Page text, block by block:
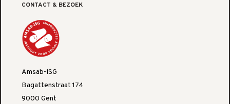
CONTACT & BEZOEK
Amsab-ISG
Bagattenstraat 174
9000 Gent